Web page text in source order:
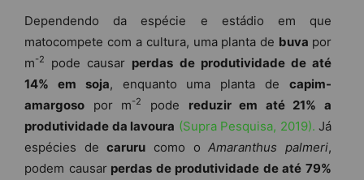
Dependendo da espécie e estádio em que
matocompete com a cultura, uma planta de buva por
m-2 pode causar perdas de produtividade de até
14% em soja, enquanto uma planta decapim-
amargoso por m-2 pode reduzir em até 21% a
produtividade da lavoura (Supra Pesquisa, 2019). Já
espécies decaruru como oAmaranthus palmeri,
podem causarperdas de produtividade de até 79%